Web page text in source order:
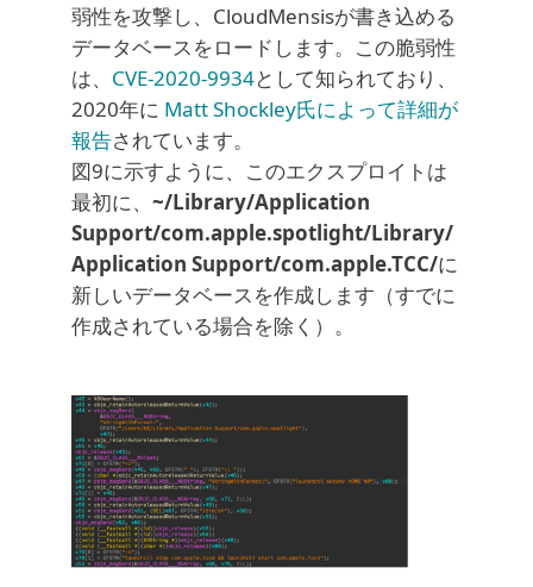
弱性を攻撃し、CloudMensisが書き込める
データベースをロードします。この脆弱性
は、 CVE-2020-9934として知られており、
2020年に Matt Shockley氏によって詳細が
報告されています。
図9に示すように、このエクスプロイトは
最初に、 ~/Library/Application
Support/com.apple.spotlight/Library/
Application Support/com.apple.TCC/に
新しいデータベースを作成します（すでに
作成されている場合を除く）。